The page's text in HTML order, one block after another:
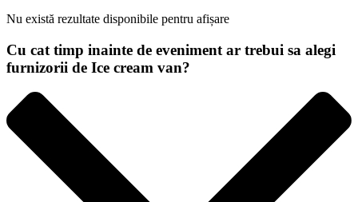
Nu există rezultate disponibile pentru afișare
Cu cat timp inainte de eveniment ar trebui sa alegi
furnizorii de Ice cream van?